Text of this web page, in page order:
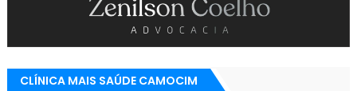
CLÍNICA MAIS SAÚDE CAMOCIM